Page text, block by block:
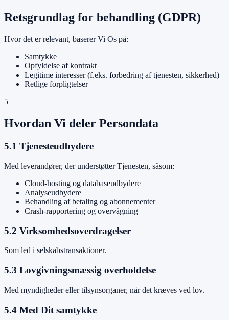
Retsgrundlag for behandling (GDPR)
Hvor det er relevant, baserer Vi Os på:
Samtykke
Opfyldelse af kontrakt
Legitime interesser (f.eks. forbedring af tjenesten, sikkerhed)
Retlige forpligtelser
5
Hvordan Vi deler Persondata
5.1 Tjenesteudbydere
Med leverandører, der understøtter Tjenesten, såsom:
Cloud-hosting og databaseudbydere
Analyseudbydere
Behandling af betaling og abonnementer
Crash-rapportering og overvågning
5.2 Virksomhedsoverdragelser
Som led i selskabstransaktioner.
5.3 Lovgivningsmæssig overholdelse
Med myndigheder eller tilsynsorganer, når det kræves ved lov.
5.4 Med Dit samtykke